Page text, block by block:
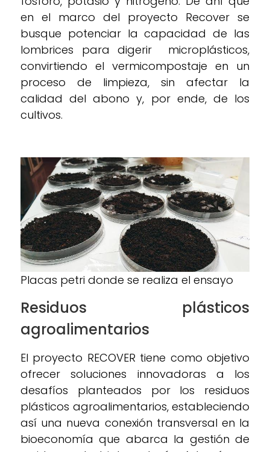
en el marco del proyecto Recover se
busque potenciar la capacidad de las
lombrices para digerir microplásticos,
convirtiendo el vermicompostaje en un
proceso de limpieza, sin afectar la
calidad del abono y, por ende, de los
cultivos.
Placas petri donde se realiza el ensayo
Residuos plásticos
agroalimentarios
El proyecto RECOVER tiene como objetivo
ofrecer soluciones innovadoras a los
desafíos planteados por los residuos
plásticos agroalimentarios, estableciendo
así una nueva conexión transversal en la
bioeconomía que abarca la gestión de